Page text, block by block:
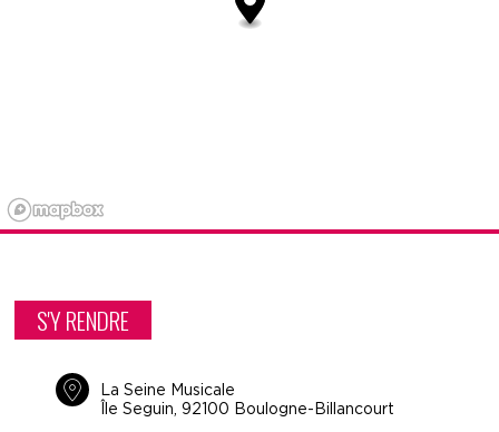
S'Y RENDRE
La Seine Musicale
Île Seguin, 92100 Boulogne-Billancourt